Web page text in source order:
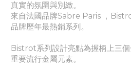
真實的氛圍與別緻。
來自法國品牌Sabre Paris ，
品牌歷年最熱銷系列。
Bistrot系列設計亮點為握柄上三
重要流行金屬元素。